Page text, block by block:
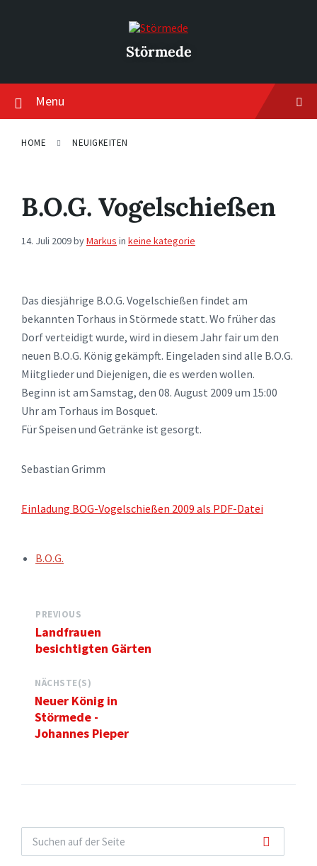
Störmede
Menu
HOME NEUIGKEITEN
B.O.G. Vogelschießen
14. Juli 2009byMarkus in keine kategorie
Das diesjährige B.O.G. Vogelschießen findet am
bekannten Torhaus in Störmede statt. Wo früher das
Dorf verteidigt wurde, wird in diesem Jahr fair um den
neuen B.O.G. König gekämpft. Eingeladen sind alle B.O.G.
Miitglieder und Diejenigen, die es werden wollen.
Beginn ist am Samstag, den 08. August 2009 um 15:00
Uhr am Torhaus im Bosquet.
Für Speisen und Getränke ist gesorgt.
Sebastian Grimm
Einladung BOG-Vogelschießen 2009 als PDF-Datei
TAGS:B.O.G.
PREVIOUS
Landfrauen
besichtigten Gärten
NÄCHSTE(S)
Neuer König in
Störmede -
Johannes Pieper